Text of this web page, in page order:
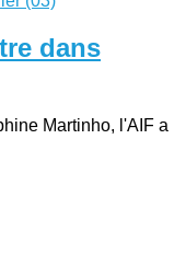
dans
Martinho, l'AIF a